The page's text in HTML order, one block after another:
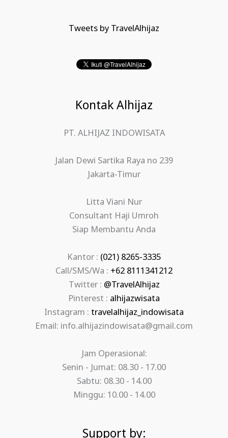
Tweets by TravelAlhijaz
Kontak Alhijaz
PT. ALHIJAZ INDOWISATA
Jalan Dewi Sartika Raya no 239
Jakarta-Timur
Litta Viani Nur
Consultant Haji Umroh
Siap Membantu Anda
Kantor : (021) 8265-3335
Call/SMS/Wa : +62 8111341212
Twitter : @TravelAlhijaz
Pinterest : alhijazwisata
Instagram : travelalhijaz_indowisata
Email: info.alhijazindowisata@gmail.com
Jam Operasional:
Senin - Jumat: 08.30 - 17.00
Sabtu: 08.30 - 14.00
Minggu: 10.00 - 14.00
Support by: